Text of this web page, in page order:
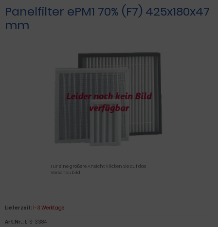
Panelfilter ePM1 70% (F7) 425x180x47
mm
Für eine größere Ansicht klicken Sie auf das
Vorschaubild
Lieferzeit: 1-3 Werktage
Art.Nr.: EFS-3384